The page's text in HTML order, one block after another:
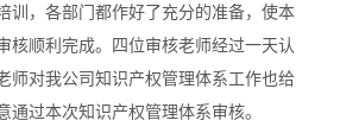
训，各部门都作好了充分的准备，使本
核顺利完成。四位审核老师经过一天认
师对我公司知识产权管理体系工作也给
通过本次知识产权管理体系审核。